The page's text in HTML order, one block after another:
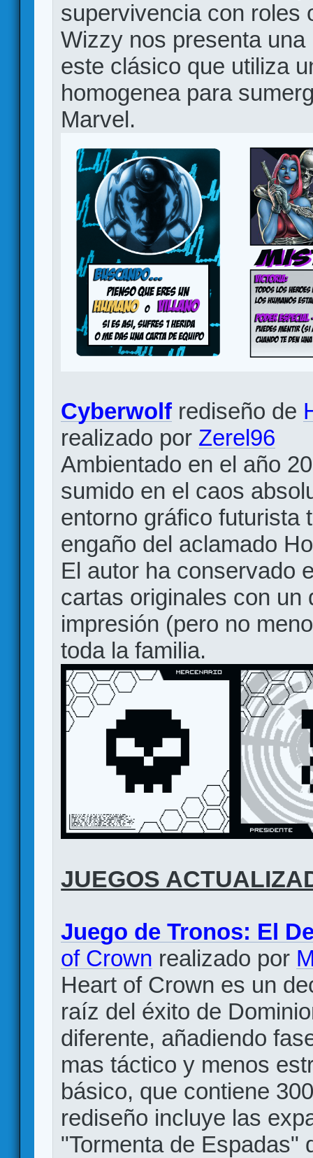
supervivencia con roles
Wizzy nos presenta
este clásico que utiliza
homogenea para
Marvel.
Cyberwolf rediseño de
realizado por Zerel96
Ambientado en el año
sumido en el caos
entorno gráfico futurista
engaño del aclamado
El autor ha conservado
cartas originales con un
impresión (pero no
toda la familia.
JUEGOS
Juego de Tronos: El
of Crown realizado por
Heart of Crown es un
raíz del éxito de
diferente, añadiendo
mas táctico y menos
básico, que contiene
rediseño incluye las
"Tormenta de Espadas"